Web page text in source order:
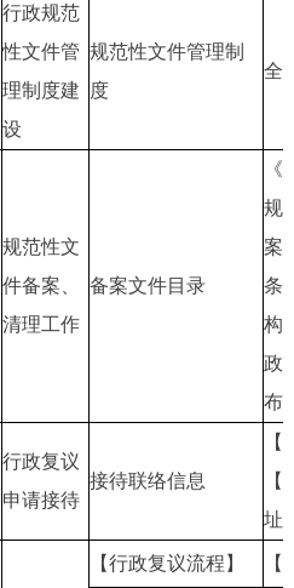
行政规范
性文件管
理制度建
设
规范性文件管理制
度
全
规范性文
件备案、
清理工作
备案文件目录
规
案
条
构
政
布
行政复议
申请接待
接待联络信息
址
【行政复议流程】